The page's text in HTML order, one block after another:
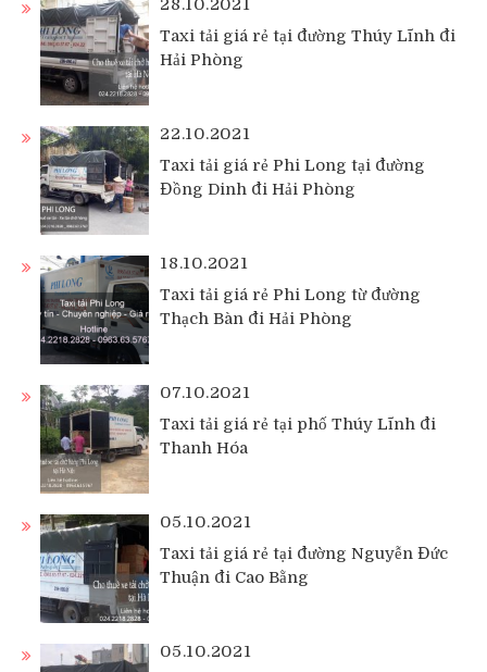
28.10.2021
Taxi tải giá rẻ tại đường Thúy Lĩnh đi
Hải Phòng
22.10.2021
Taxi tải giá rẻ Phi Long tại đường
Đồng Dinh đi Hải Phòng
18.10.2021
Taxi tải giá rẻ Phi Long từ đường
Thạch Bàn đi Hải Phòng
07.10.2021
Taxi tải giá rẻ tại phố Thúy Lĩnh đi
Thanh Hóa
05.10.2021
Taxi tải giá rẻ tại đường Nguyễn Đức
Thuận đi Cao Bằng
05.10.2021